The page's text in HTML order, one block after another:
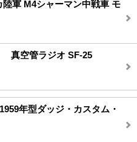
陸軍 M4シャーマン中戦車 モ
真空管ラジオ SF-25
年型ダッジ・カスタム・